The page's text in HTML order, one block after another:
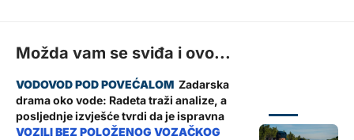
Možda vam se sviđa i ovo...
Zadarska
drama oko vode: Radeta traži analize, a
posljednje izvješće tvrdi da je ispravna